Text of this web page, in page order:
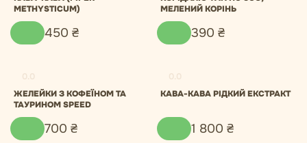
METHYSTICUM)
450 ₴
МЕЛЕНИЙ КОРІНЬ
390 ₴
ЖЕЛЕЙКИ З КОФЕЇНОМ ТА
ТАУРИНОМ SPEED
700 ₴
КАВА-КАВА РІДКИЙ ЕКСТРАКТ
1 800 ₴